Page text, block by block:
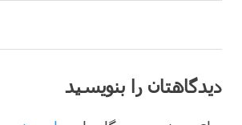
دیدگاهتان را بنویسید